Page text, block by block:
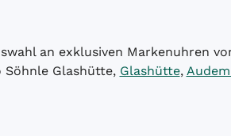
an exklusiven Markenuhren
Söhnle Glashütte, Glashütte,